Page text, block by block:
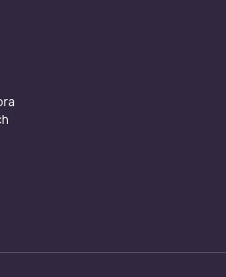
Set med 40–100
av sylttillverkning.
information. Välj rund
som